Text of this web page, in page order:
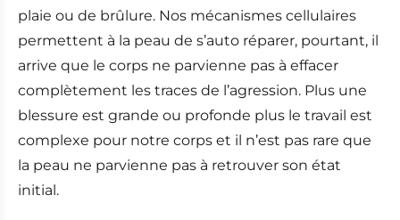
plaie ou de brûlure. Nos mécanismes cellulaires
permettent à la peau de s’auto réparer, pourtant, il
arrive que le corps ne parvienne pas à effacer
complètement les traces de l’agression. Plus une
blessure est grande ou profonde plus le travail est
complexe pour notre corps et il n’est pas rare que
la peau ne parvienne pas à retrouver son état
initial.